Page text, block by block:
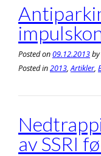
Posted on09.12.2013by
Posted in2013,Artikler,
av SSRI